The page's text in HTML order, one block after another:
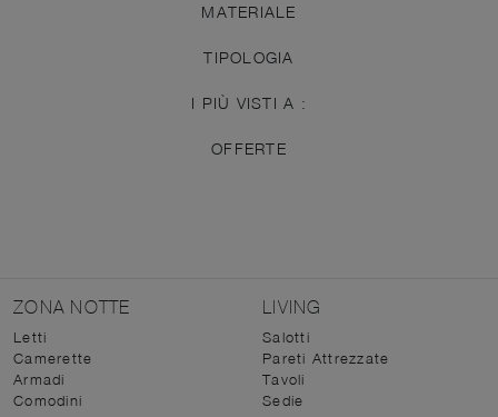
MATERIALE
TIPOLOGIA
I PIÙ VISTI A :
OFFERTE
ZONA NOTTE
Letti
Camerette
Armadi
Comodini
LIVING
Salotti
Pareti Attrezzate
Tavoli
Sedie